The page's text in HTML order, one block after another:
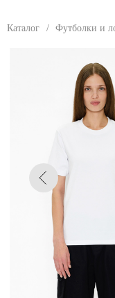
Каталог / Футболки и
ФУТБОЛКА
Футболка унисекс
силуэта, базовой
Классический круглый
Футболка отлично
размерная линейка,
размер в размер.
обхват бедер - 88 см. Парень: размер 46,
обхват талии - 72 см, обхват бедер - 96 см.